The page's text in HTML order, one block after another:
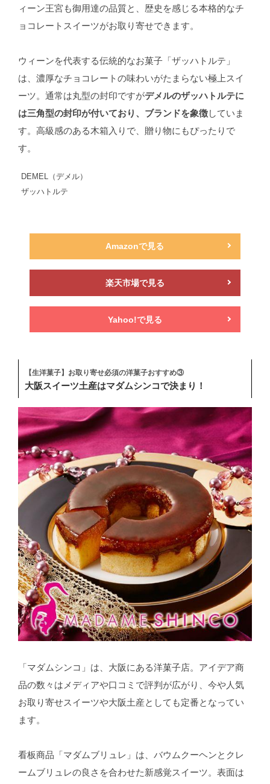
ィーン王宮も御用達の品質と、歴史を感じる本格的なチ
ョコレートスイーツがお取り寄せできます。
ウィーンを代表する伝統的なお菓子「ザッハトルテ」
は、濃厚なチョコレートの味わいがたまらない極上スイ
ーツ。通常は丸型の封印ですがデメルのザッハトルテに
は三角型の封印が付いており、ブランドを象徴していま
す。高級感のある木箱入りで、贈り物にもぴったりで
す。
DEMEL（デメル）
ザッハトルテ
Amazonで見る
楽天市場で見る
Yahoo!で見る
【生洋菓子】お取り寄せ必須の洋菓子おすすめ③
大阪スイーツ土産はマダムシンコで決まり！
「マダムシンコ」は、大阪にある洋菓子店。アイデア商
品の数々はメディアや口コミで評判が広がり、今や人気
お取り寄せスイーツや大阪土産としても定番となってい
ます。
看板商品「マダムブリュレ」は、バウムクーヘンとクレ
ームブリュレの良さを合わせた新感覚スイーツ。表面は